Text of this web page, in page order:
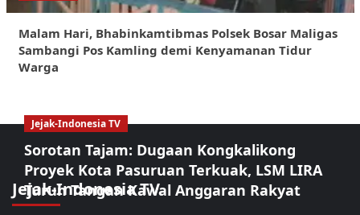
Malam Hari, Bhabinkamtibmas Polsek Bosar Maligas
Sambangi Pos Kamling demi Kenyamanan Tidur
Warga
Jejak-Indonesia TV
Jejak-Indonesia TV
Sorotan Tajam: Dugaan Kongkalikong
Proyek Kota Pasuruan Terkuak, LSM LIRA
Turun Tangan Kawal Anggaran Rakyat